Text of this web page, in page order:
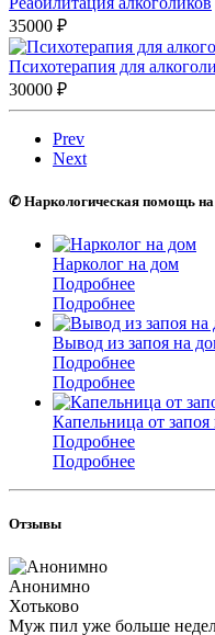
35000 ₽
Психотерапия для
30000 ₽
Prev
Next
✆ Наркологическая помощь
Нарколог на дом
Подробнее
Подробнее
Вывод из запоя на
Подробнее
Подробнее
Капельница от
Подробнее
Подробнее
Отзывы
Анонимно
Хотьково
Муж пил уже больше